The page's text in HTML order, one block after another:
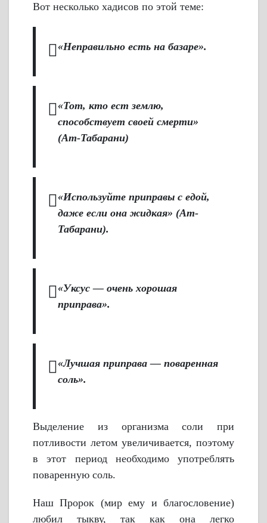
Вот несколько хадисов по этой теме:
«Неправильно есть на базаре».
«Тот, кто ест землю,
способствует своей смерти»
(Ат-Табарани)
«Используйте приправы с едой,
даже если она жидкая» (Ат-
Табарани).
«Уксус — очень хорошая
приправа».
«Лучшая приправа — поваренная
соль».
Выделение из организма соли при
потливости летом увеличивается, поэтому
в этот период необходимо употреблять
поваренную соль.
Наш Пророк (мир ему и благословение)
любил тыкву, так как она легко